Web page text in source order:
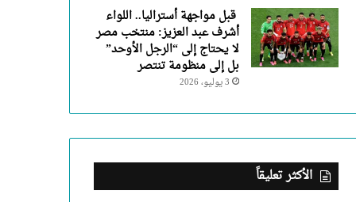
قبل مواجهة أستراليا.. اللواء
أشرف عبد العزيز: منتخب مصر
لا يحتاج إلى “الرجل الأوحد”
بل إلى منظومة تنتصر
3 يوليو، 2026
الأكثر تعليقاً